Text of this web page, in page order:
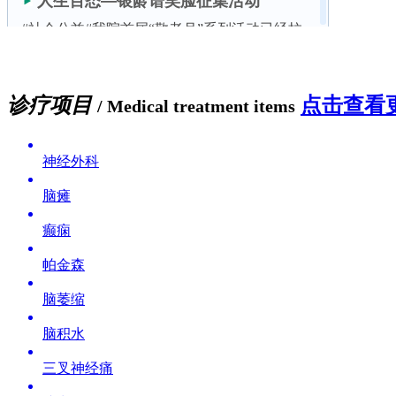
诊疗项目 / Medical treatment items 点击查看
神经外科
脑瘫
癫痫
帕金森
脑萎缩
脑积水
三叉神经痛